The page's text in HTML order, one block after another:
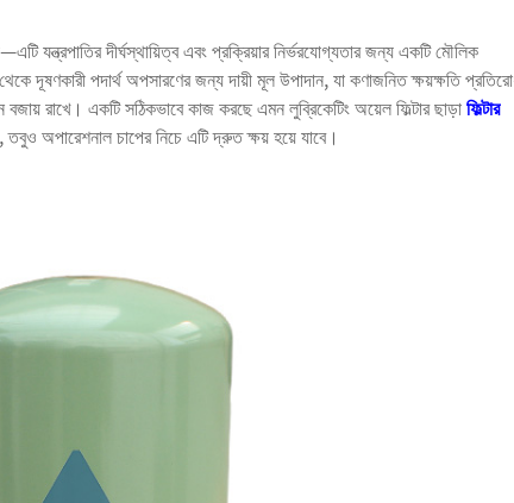
যন্ত্রপাতির দীর্ঘস্থায়িত্ব এবং প্রক্রিয়ার নির্ভরযোগ্যতার জন্য একটি মৌলিক
দূষণকারী পদার্থ অপসারণের জন্য দায়ী মূল উপাদান, যা কণাজনিত ক্ষয়ক্ষতি
রাখে। একটি সঠিকভাবে কাজ করছে এমন লুব্রিকেটিং অয়েল ফিল্টার ছাড়াফিল্টার
তবুও অপারেশনাল চাপের নিচে এটি দ্রুত ক্ষয় হয়ে যাবে।